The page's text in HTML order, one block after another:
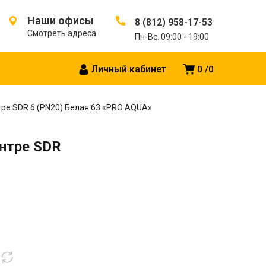
Наши офисы
Смотреть адреса
8 (812) 958-17-53
Пн-Вс. 09:00 - 19:00
0 0
Личный кабинет
SDR 6 (PN20) Белая 63 «PRO AQUA»
SDR